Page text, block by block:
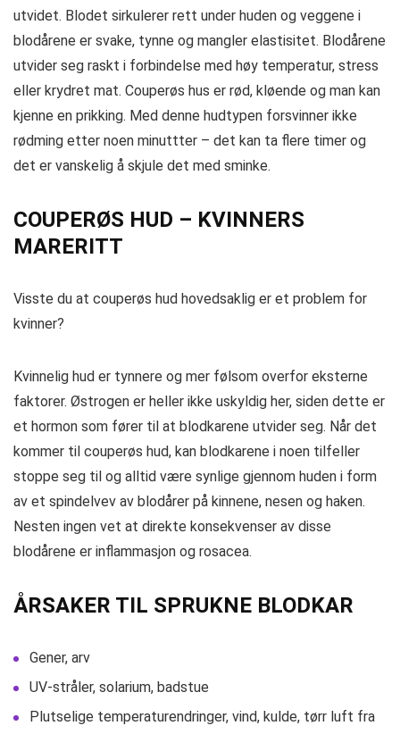
utvidet. Blodet sirkulerer rett under huden og veggene i
blodårene er svake, tynne og mangler elastisitet. Blodårene
utvider seg raskt i forbindelse med høy temperatur, stress
eller krydret mat. Couperøs hus er rød, kløende og man kan
kjenne en prikking. Med denne hudtypen forsvinner ikke
rødming etter noen minuttter – det kan ta flere timer og
det er vanskelig å skjule det med sminke.
COUPERØS HUD – KVINNERS
MARERITT
Visste du at couperøs hud hovedsaklig er et problem for
kvinner?
Kvinnelig hud er tynnere og mer følsom overfor eksterne
faktorer. Østrogen er heller ikke uskyldig her, siden dette er
et hormon som fører til at blodkarene utvider seg. Når det
kommer til couperøs hud, kan blodkarene i noen tilfeller
stoppe seg til og alltid være synlige gjennom huden i form
av et spindelvev av blodårer på kinnene, nesen og haken.
Nesten ingen vet at direkte konsekvenser av disse
blodårene er inflammasjon og rosacea.
ÅRSAKER TIL SPRUKNE BLODKAR
Gener, arv
UV-stråler, solarium, badstue
Plutselige temperaturendringer, vind, kulde, tørr luft fra